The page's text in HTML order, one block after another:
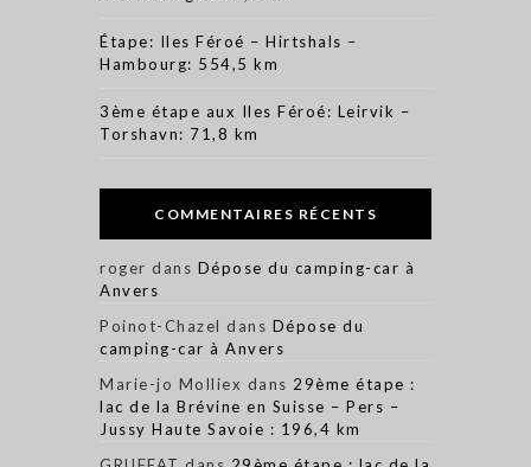
Étape: Iles Féroé – Hirtshals –
Hambourg: 554,5 km
3ème étape aux Iles Féroé: Leirvik –
Torshavn: 71,8 km
COMMENTAIRES RÉCENTS
roger dans Dépose du camping-car à
Anvers
Poinot-Chazel dans Dépose du
camping-car à Anvers
Marie-jo Molliex dans 29ème étape :
lac de la Brévine en Suisse – Pers –
Jussy Haute Savoie : 196,4 km